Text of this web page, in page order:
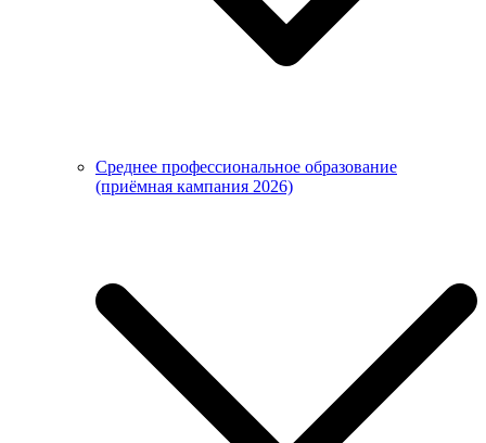
Среднее профессиональное образование
(приёмная кампания 2026)